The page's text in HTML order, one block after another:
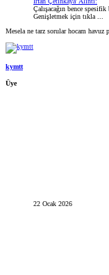
Çalışacağın bence
Genişletmek için tıkla ...
Mesela ne tarz sorular hocam havuz
kymtt
Üye
22 Ocak 2026